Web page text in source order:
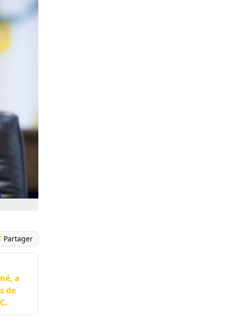
Partager
a
de